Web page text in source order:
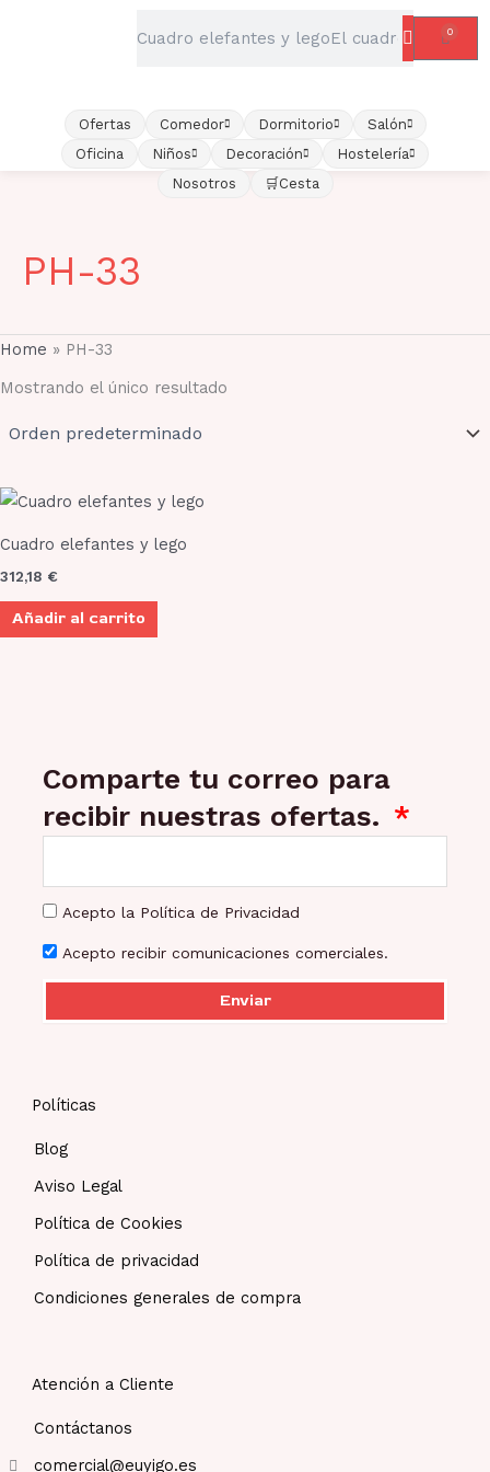
Ofertas Comedor Dormitorio
Salón
Oficina
Niños Decoración
Hostelería
Nosotros
🛒Cesta
0
PH-33
Home » PH-33
Mostrando el único resultado
Cuadro elefantes y lego
312,18 €
Añadir al carrito
Comparte tu correo para
recibir nuestras ofertas.
Acepto la Política de Privacidad
Acepto recibir comunicaciones comerciales.
Enviar
Políticas
Blog
Aviso Legal
Política de Cookies
Política de privacidad
Condiciones generales de compra
Atención a Cliente
Contáctanos
comercial@euyigo.es